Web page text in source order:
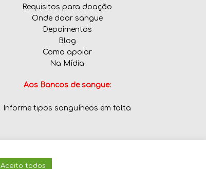
Requisitos para doação
Onde doar sangue
Depoimentos
Blog
Como apoiar
Na Mídia
Aos Bancos de sangue:
Informe tipos sanguíneos em falta
Aceito todos